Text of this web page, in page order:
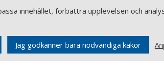
innehållet, förbättra upplevelsen och
Jag godkänner bara nödvändiga kakor